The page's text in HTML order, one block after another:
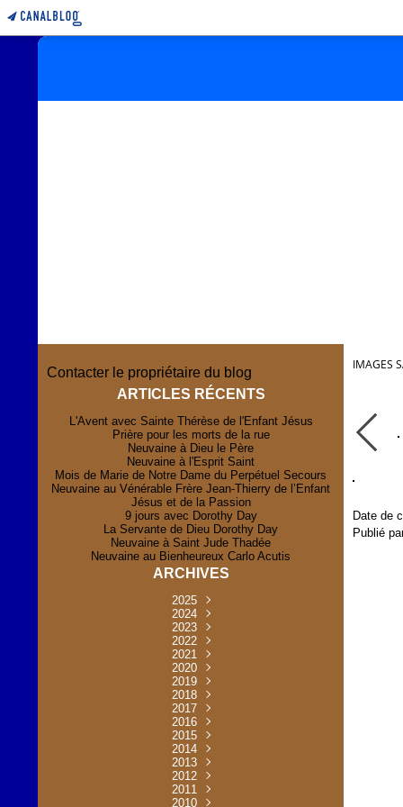
Contacter le propriétaire du blog
ARTICLES RÉCENTS
L'Avent avec Sainte Thérèse de l'Enfant Jésus
Prière pour les morts de la rue
Neuvaine à Dieu le Père
Neuvaine à l'Esprit Saint
Mois de Marie de Notre Dame du Perpétuel Secours
Neuvaine au Vénérable Frère Jean-Thierry de l’Enfant
Jésus et de la Passion
9 jours avec Dorothy Day
La Servante de Dieu Dorothy Day
Neuvaine à Saint Jude Thadée
Neuvaine au Bienheureux Carlo Acutis
ARCHIVES
2025
Novembre
Juillet(1)
Mai
(1)
Avril
(1)
Janvier(1)
2024
Novembre
Octobre
Août
(1)
Mai
(8)
Avril
(2)
Mars
(1)
Février(1)
Janvier(2)
2023
Décembre
Novembre
Octobre
Juin
(29)
Mai (31)
Avril
(2)
2022
Décembre
Novembre
Octobre
Août
(33)
Juillet
(32)
Juin
(1)
Mai (35)
Avril
(31)
Mars
(32)
Février(2)
Janvier(30)
2021
Décembre
Novembre
Octobre(30)
Septembre
Août
(30)
Juillet(2)
Mai (30)
Avril
(3)
2020
Décembre
Novembre
Octobre(17)
Septembre
Mai (30)
Avril
(13)
Mars
(1)
2019
Octobre
Mai (30)
Avril
(5)
Mars
(31)
Février(3)
2018
Décembre
Novembre
Octobre
Août
(2)
Juin
(5)
Mai (30)
Avril
(31)
Mars
(3)
2017
Décembre
Novembre
Octobre
Août
(30)
Juillet
(33)
Juin
(4)
Mai (32)
2016
Décembre
Novembre
Octobre
Septembre
Août
(2)
Juin
(4)
2015
Décembre
Novembre
Octobre
Septembre
Août
(4)
2014
Septembre
Août
(3)
Juillet(6)
Juin
(31)
2013
Décembre
Novembre
Octobre
2012
Décembre
Novembre
2011
Décembre
2010
IMAGES
Date de
Publié